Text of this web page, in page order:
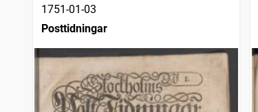
1751-01-03
Posttidningar